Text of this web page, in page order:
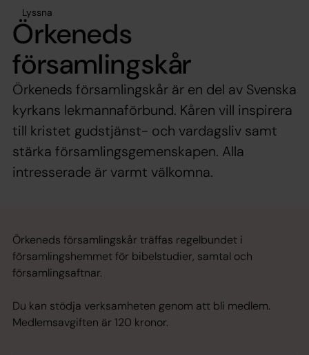
Lyssna
Örkeneds
församlingskår
Örkeneds församlingskår är en del av Svenska
kyrkans lekmannaförbund. Kåren vill inspirera
till kristet gudstjänst- och vardagsliv samt
stärka församlingsgemenskapen. Alla
intresserade är varmt välkomna.
Örkeneds församlingskår träffas regelbundet i
församlingshemmet för bibelstudier, samtal och
församlingsaftnar.
Du kan stödja verksamheten genom att bli medlem.
Medlemsavgiften är 120 kronor.